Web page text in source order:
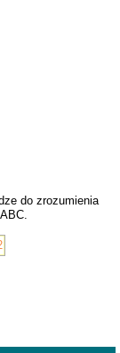
do zrozumienia